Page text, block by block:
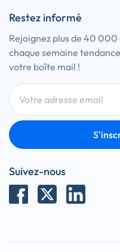
Restez informé
Rejoignez plus de 40
chaque semaine
votre boîte mail !
Suivez-nous